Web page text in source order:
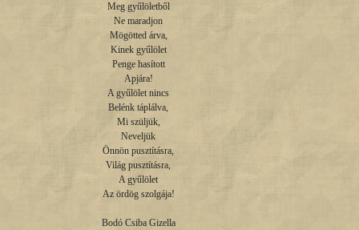
Meg gyűlöletből
Ne maradjon
Mögötted árva,
Kinek gyűlölet
Penge hasított
Apjára!
A gyűlölet nincs
Belénk táplálva,
Mi szüljük,
Neveljük
Önnön pusztításra,
Világ pusztításra,
A gyűlölet
Az ördög szolgája!
Bodó Csiba Gizella